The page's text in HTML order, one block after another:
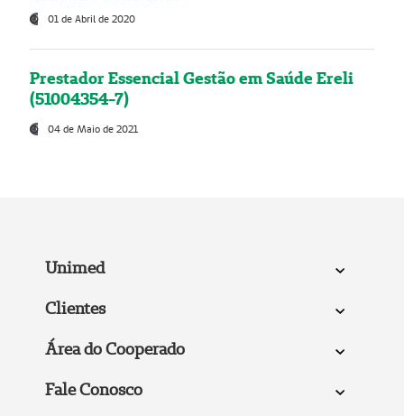
01 de Abril de 2020
Prestador Essencial Gestão em Saúde Ereli
(51004354-7)
04 de Maio de 2021
Unimed
Clientes
Área do Cooperado
Fale Conosco